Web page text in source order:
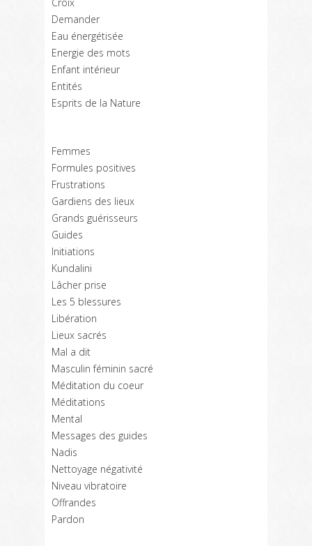
Demander
Eau énergétisée
Energie des mots
Enfant intérieur
Entités
Esprits de la Nature
Femmes
Formules positives
Frustrations
Gardiens des lieux
Grands guérisseurs
Guides
Initiations
Kundalini
Lâcher prise
Les 5 blessures
Libération
Lieux sacrés
Mal a dit
Masculin féminin sacré
Méditation du coeur
Méditations
Mental
Messages des guides
Nadis
Nettoyage négativité
Niveau vibratoire
Offrandes
Pardon